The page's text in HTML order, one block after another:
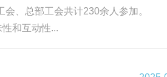
工会、总部工会共计230余人参加
和互动性...